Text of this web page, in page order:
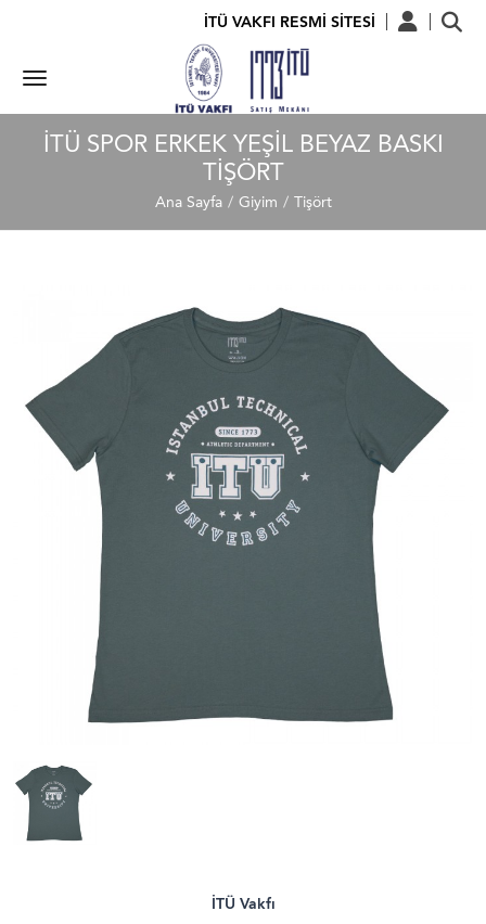
İTÜ VAKFI RESMİ SİTESİ
İTÜ SPOR ERKEK YEŞIL BEYAZ BASKI
TIŞÖRT
Ana Sayfa Giyim Tişört
İTÜ Vakfı